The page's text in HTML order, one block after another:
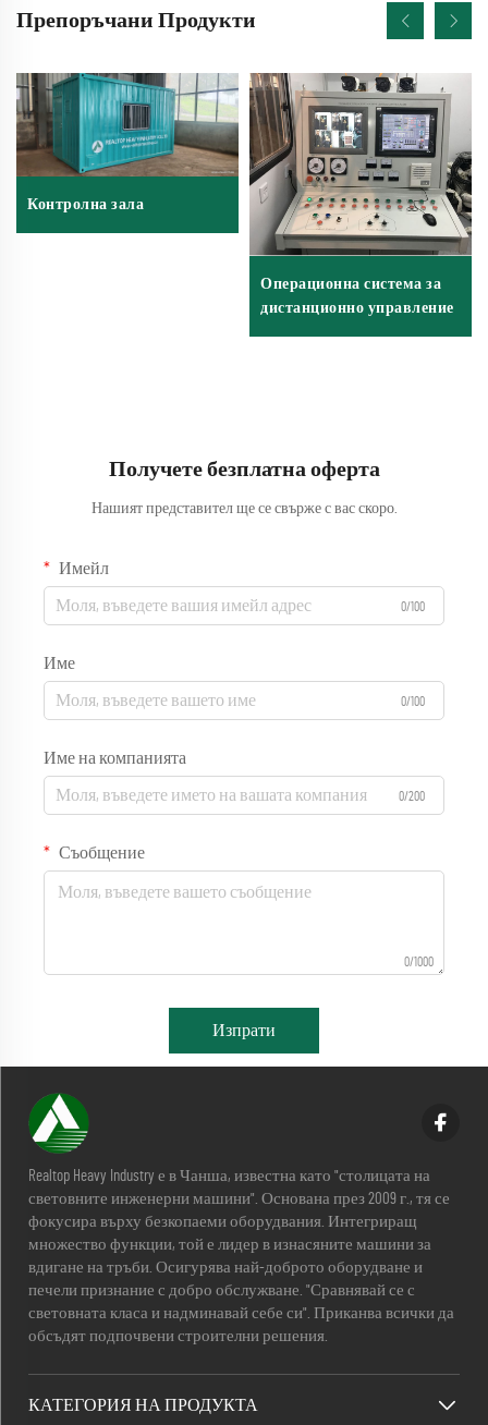
Препоръчани Продукти
Контролна зала
Операционна система за
дистанционно управление
Получете безплатна оферта
Нашият представител ще се свърже с вас скоро.
Имейл
0/100
Име
0/100
Име на компанията
0/200
Съобщение
0/1000
Изпрати
Realtop Heavy Industry е в Чанша, известна като "столицата на
световните инженерни машини". Основана през 2009 г., тя се
фокусира върху безкопаеми оборудвания. Интегриращ
множество функции, той е лидер в изнасяните машини за
вдигане на тръби. Осигурява най-доброто оборудване и
печели признание с добро обслужване. "Сравнявай се с
световната класа и надминавай себе си". Приканва всички да
обсъдят подпочвени строителни решения.
КАТЕГОРИЯ НА ПРОДУКТА